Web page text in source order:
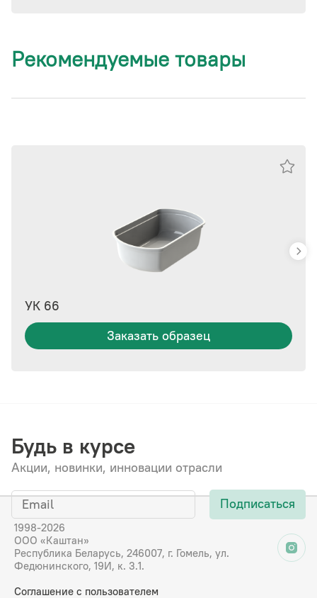
Рекомендуемые товары
УК 66
Заказать образец
Будь в курсе
Акции, новинки, инновации отрасли
Подписаться
1998-2026
ООО «Каштан»
Республика Беларусь, 246007, г. Гомель, ул.
Федюнинского, 19И, к. 3.1.
Соглашение с пользователем